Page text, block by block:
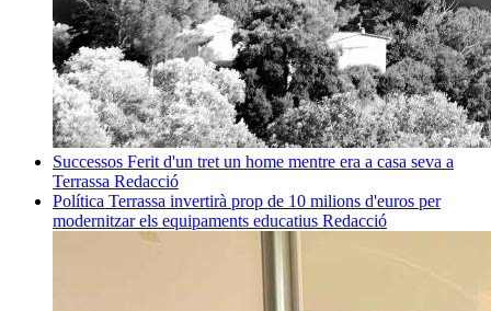
Successos Ferit d'un tret un home mentre era a casa seva a
Terrassa Redacció
Política Terrassa invertirà prop de 10 milions d'euros per
modernitzar els equipaments educatius Redacció